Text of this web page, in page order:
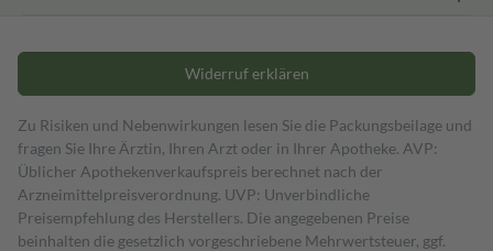
Widerruf erklären
Zu Risiken und Nebenwirkungen lesen Sie die Packungsbeilage und
fragen Sie Ihre Ärztin, Ihren Arzt oder in Ihrer Apotheke. AVP:
Üblicher Apothekenverkaufspreis berechnet nach der
Arzneimittelpreisverordnung. UVP: Unverbindliche
Preisempfehlung des Herstellers. Die angegebenen Preise
beinhalten die gesetzlich vorgeschriebene Mehrwertsteuer, ggf.